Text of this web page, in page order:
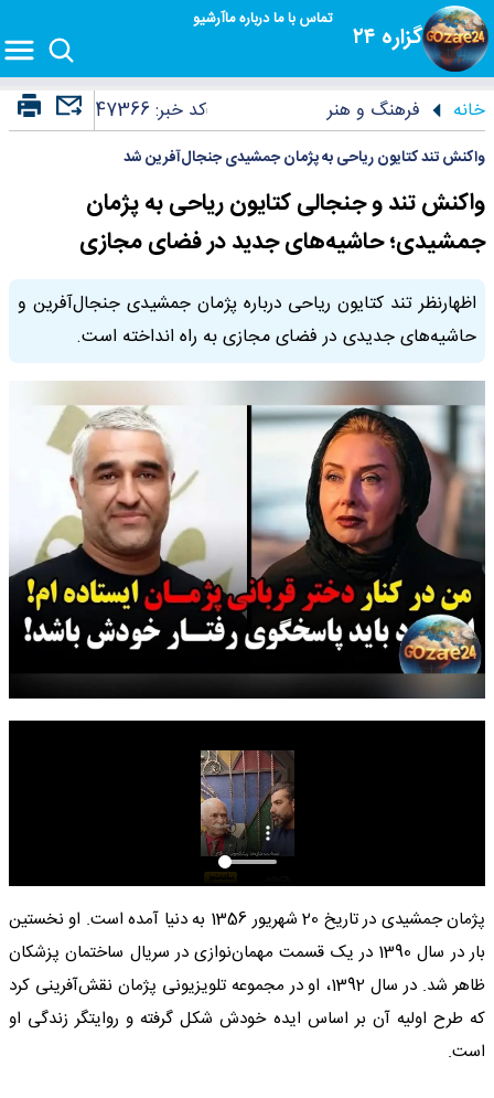
گزاره ۲۴
تماس با مادرباره ماآرشیو
خانه فرهنگ و هنر کد خبر:47366
واکنش تند کتایون ریاحی به پژمان جمشیدی جنجال‌آفرین شد
واکنش تند و جنجالی کتایون ریاحی به پژمان
جمشیدی؛ حاشیه‌های جدید در فضای مجازی
اظهارنظر تند کتایون ریاحی درباره پژمان جمشیدی جنجال‌آفرین و
حاشیه‌های جدیدی در فضای مجازی به راه انداخته است.
پژمان جمشیدی در تاریخ 20 شهریور 1356 به دنیا آمده است. او نخستین
بار در سال 1390 در یک قسمت مهمان‌نوازی در سریال ساختمان پزشکان
ظاهر شد. در سال 1392، او در مجموعه تلویزیونی پژمان نقش‌آفرینی کرد
که طرح اولیه آن بر اساس ایده خودش شکل گرفته و روایتگر زندگی او
است.